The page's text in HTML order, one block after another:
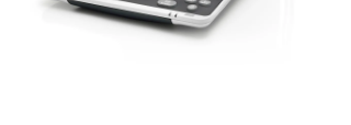
Хирургическое оборудование